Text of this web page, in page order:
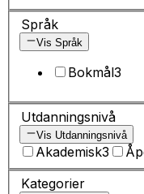
Språk
Vis Språk
Bokmål3
Utdanningsnivå
Vis Utdanningsnivå
Akademisk3
Kategorier